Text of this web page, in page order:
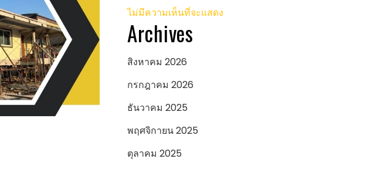
ไม่มีความเห็นที่จะแสดง
Archives
สิงหาคม 2026
กรกฎาคม 2026
ธันวาคม 2025
พฤศจิกายน 2025
ตุลาคม 2025